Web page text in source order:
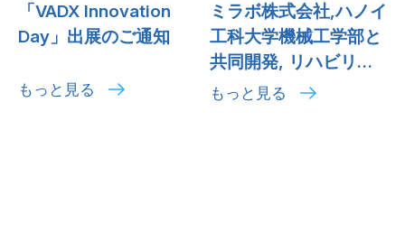
「VADX Innovation
Day」出展のご通知
もっと見る
ミラボ株式会社,ハノイ
工科大学機械工学部と
共同開発, リハビリ支
援ロボットを「SusHi
もっと見る